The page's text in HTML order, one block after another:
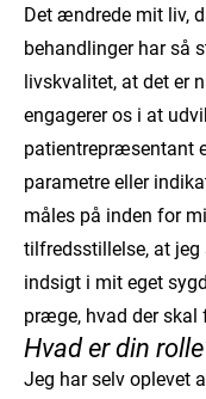
Det ændrede mit liv,
behandlinger har så
livskvalitet, at det er
engagerer os i at
patientrepræsentant
parametre eller
måles på inden for
tilfredsstillelse, at
indsigt i mit eget
præge, hvad der skal
Hvad er din
Jeg har selv oplevet